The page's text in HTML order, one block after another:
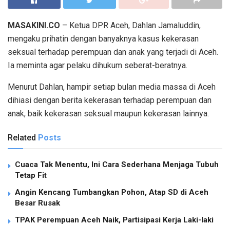
MASAKINI.CO – Ketua DPR Aceh, Dahlan Jamaluddin,
mengaku prihatin dengan banyaknya kasus kekerasan
seksual terhadap perempuan dan anak yang terjadi di Aceh.
Ia meminta agar pelaku dihukum seberat-beratnya.
Menurut Dahlan, hampir setiap bulan media massa di Aceh
dihiasi dengan berita kekerasan terhadap perempuan dan
anak, baik kekerasan seksual maupun kekerasan lainnya.
Related Posts
Cuaca Tak Menentu, Ini Cara Sederhana Menjaga Tubuh
Tetap Fit
Angin Kencang Tumbangkan Pohon, Atap SD di Aceh
Besar Rusak
TPAK Perempuan Aceh Naik, Partisipasi Kerja Laki-laki